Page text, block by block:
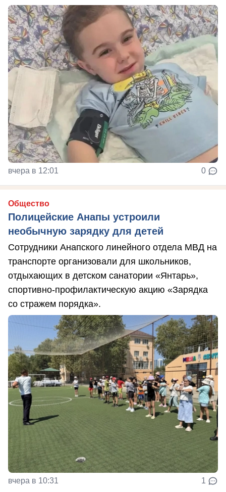
вчера в 12:01 0
Общество
Полицейские Анапы устроили
необычную зарядку для детей
Сотрудники Анапского линейного отдела МВД на
транспорте организовали для школьников,
отдыхающих в детском санатории «Янтарь»,
спортивно-профилактическую акцию «Зарядка
со стражем порядка».
вчера в 10:31 1